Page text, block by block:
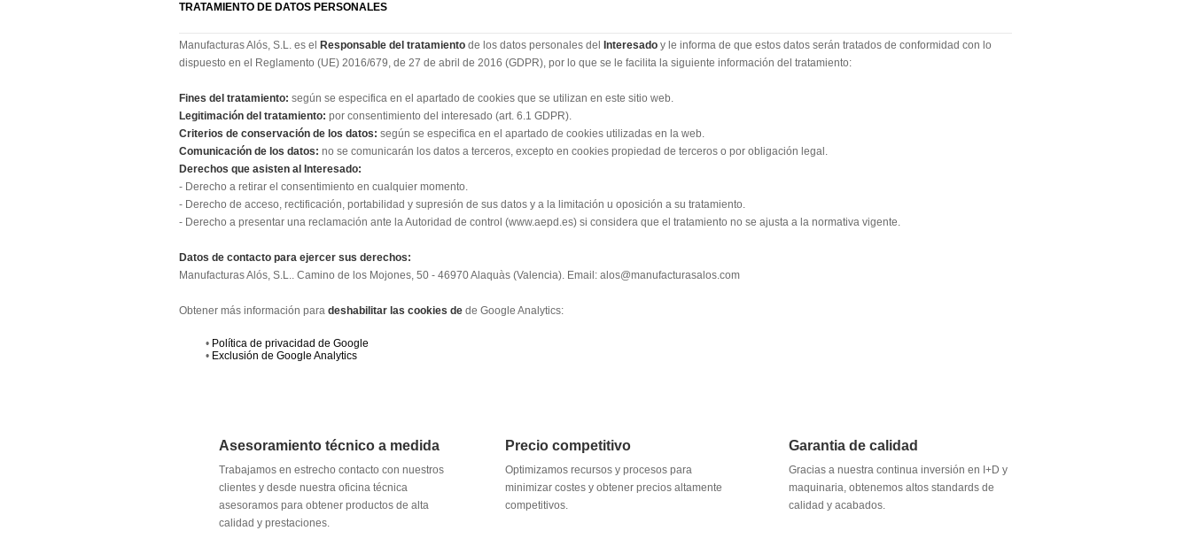
TRATAMIENTO DE DATOS PERSONALES
Manufacturas Alós, S.L. es el Responsable del tratamiento de los datos personales del Interesado y le informa de que estos datos serán tratados de conformidad con lo
dispuesto en el Reglamento (UE) 2016/679, de 27 de abril de 2016 (GDPR), por lo que se le facilita la siguiente información del tratamiento:
Fines del tratamiento: según se especifica en el apartado de cookies que se utilizan en este sitio web.
Legitimación del tratamiento: por consentimiento del interesado (art. 6.1 GDPR).
Criterios de conservación de los datos: según se especifica en el apartado de cookies utilizadas en la web.
Comunicación de los datos: no se comunicarán los datos a terceros, excepto en cookies propiedad de terceros o por obligación legal.
Derechos que asisten al Interesado:
- Derecho a retirar el consentimiento en cualquier momento.
- Derecho de acceso, rectificación, portabilidad y supresión de sus datos y a la limitación u oposición a su tratamiento.
- Derecho a presentar una reclamación ante la Autoridad de control (www.aepd.es) si considera que el tratamiento no se ajusta a la normativa vigente.
Datos de contacto para ejercer sus derechos:
Manufacturas Alós, S.L.. Camino de los Mojones, 50 - 46970 Alaquàs (Valencia). Email: alos@manufacturasalos.com
Obtener más información para deshabilitar las cookies de de Google Analytics:
• Política de privacidad de Google
• Exclusión de Google Analytics
Asesoramiento técnico a medida
Trabajamos en estrecho contacto con nuestros
clientes y desde nuestra oficina técnica
asesoramos para obtener productos de alta
calidad y prestaciones.
Precio competitivo
Optimizamos recursos y procesos para
minimizar costes y obtener precios altamente
competitivos.
Garantia de calidad
Gracias a nuestra continua inversión en I+D y
maquinaria, obtenemos altos standards de
calidad y acabados.